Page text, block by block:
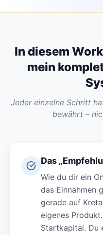
In diesem
mein
Jeder einzelne Schritt
bewährt –
Das
Wie du dir ein
das Einnahmen
gerade auf
eigenes
Startkapital. Du